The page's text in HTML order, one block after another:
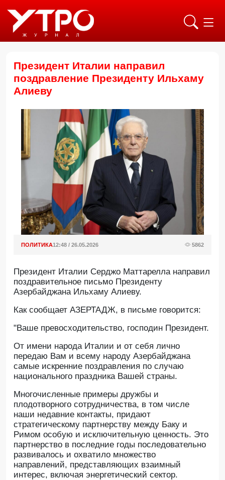
Президент Италии направил
поздравление Президенту Ильхаму
Алиеву
ПОЛИТИКА12:48 / 26.05.2026 5862
Президент Италии Серджо Маттарелла направил
поздравительное письмо Президенту
Азербайджана Ильхаму Алиеву.
Как сообщает АЗЕРТАДЖ, в письме говорится:
"Ваше превосходительство, господин Президент.
От имени народа Италии и от себя лично
передаю Вам и всему народу Азербайджана
самые искренние поздравления по случаю
национального праздника Вашей страны.
Многочисленные примеры дружбы и
плодотворного сотрудничества, в том числе
наши недавние контакты, придают
стратегическому партнерству между Баку и
Римом особую и исключительную ценность. Это
партнерство в последние годы последовательно
развивалось и охватило множество
направлений, представляющих взаимный
интерес, включая энергетический сектор.